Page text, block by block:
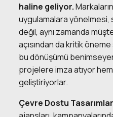
haline geliyor.
uygulamalara
değil, aynı zamanda
açısından da kritik
bu dönüşümü
projelere imza atıyor
geliştiriyorlar.
Çevre Dostu